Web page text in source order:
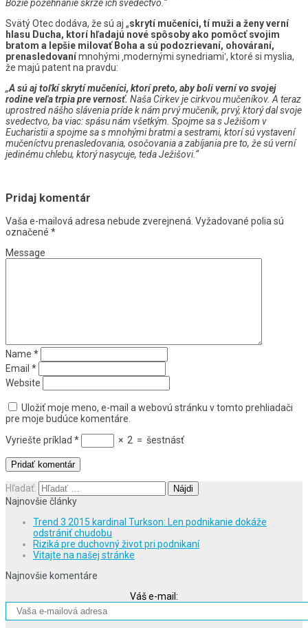
Božie požehnanie skrze ich svedectvo.“
Svätý Otec dodáva, že sú aj „skrytí mučeníci, tí muži a ženy verní
hlasu Ducha, ktorí hľadajú nové spôsoby ako pomôcť svojim
bratom a lepšie milovať Boha a sú podozrievaní, ohováraní,
prenasledovanímnohými ‚modernými synedriami‛, ktoré si myslia,
že majú patent na pravdu:
„A sú aj toľkí skrytí mučeníci, ktorí preto, aby boli verní vo svojej
rodine veľa trpia pre vernosť. Naša Cirkev je cirkvou mučeníkov. A teraz
uprostred nášho slávenia príde k nám prvý mučeník, prvý, ktorý dal svoje
svedectvo, ba viac: spásu nám všetkým. Spojme sa s Ježišom v
Eucharistii a spojme sa s mnohými bratmi a sestrami, ktorí sú vystavení
mučeníctvu prenasledovania, osočovania a zabíjania pre to, že sú verní
jedinému chlebu, ktorý nasycuje, teda Ježišovi.“
Pridaj komentár
Vaša e-mailová adresa nebude zverejnená. Vyžadované polia sú
označené *
Message
Name *
Email *
Website
Uložiť moje meno, e-mail a webovú stránku v tomto prehliadači
pre moje budúce komentáre.
Vyriešte príklad * × 2 = šestnásť
Hľadať:
Najnovšie články
Trend 3 2015 kardinal Turkson: Len podnikanie dokáže
odstrániť chudobu
Riziká pre duchovný život pri podnikaní
Vitajte na našej stránke
Najnovšie komentáre
Váš e-mail: